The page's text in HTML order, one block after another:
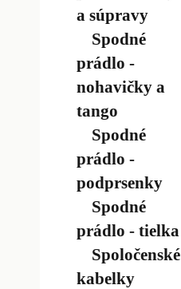
a súpravy
Spodné
prádlo -
nohavičky a
tango
Spodné
prádlo -
podprsenky
Spodné
prádlo - tielka
Spoločenské
kabelky